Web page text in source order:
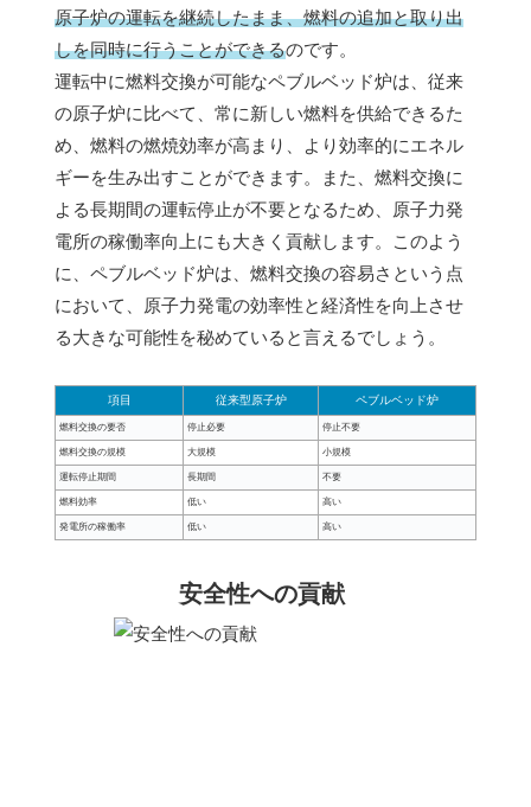
原子炉の運転を継続したまま、燃料の追加と取り出
しを同時に行うことができるのです。
運転中に燃料交換が可能なペブルベッド炉は、従来
の原子炉に比べて、常に新しい燃料を供給できるた
め、燃料の燃焼効率が高まり、より効率的にエネル
ギーを生み出すことができます。また、燃料交換に
よる長期間の運転停止が不要となるため、原子力発
電所の稼働率向上にも大きく貢献します。このよう
に、ペブルベッド炉は、燃料交換の容易さという点
において、原子力発電の効率性と経済性を向上させ
る大きな可能性を秘めていると言えるでしょう。
項目 従来型原子炉 ペブルベッド炉
燃料交換の要否 停止必要 停止不要
燃料交換の規模 大規模 小規模
運転停止期間 長期間 不要
燃料効率 低い 高い
発電所の稼働率 低い 高い
安全性への貢献